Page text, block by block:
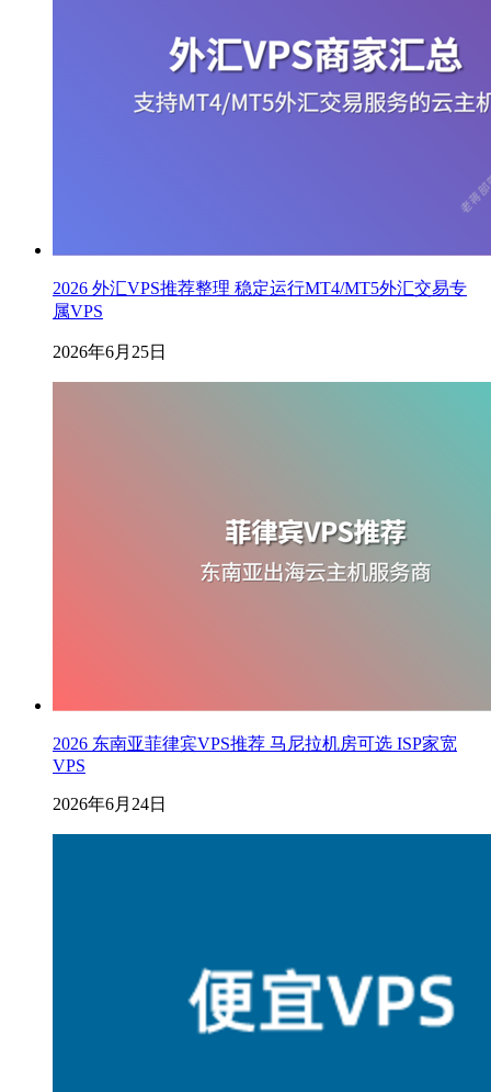
2026 外汇VPS推荐整理 稳定运行MT4/MT5外汇交易专
属VPS
2026年6月25日
2026 东南亚菲律宾VPS推荐 马尼拉机房可选 ISP家宽
VPS
2026年6月24日